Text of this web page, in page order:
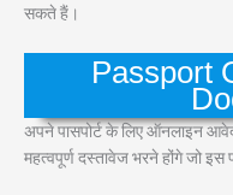
सकते हैं।
Passport
अपने पासपोर्ट के लिए ऑनलाइन
महत्वपूर्ण दस्तावेज भरने होंगे जो इस